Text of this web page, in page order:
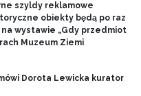
szyldy reklamowe
obiekty będą po raz
wystawie „Gdy przedmiot
Muzeum Ziemi
Dorota Lewicka kurator